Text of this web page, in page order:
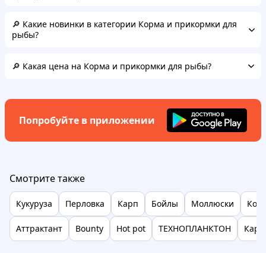
🔎 Какие новинки в категории Корма и прикормки для
рыбы?
🔎 Какая цена на Корма и прикормки для рыбы?
Попробуйте в приложении
Смотрите также
Кукуруза Перловка Карп Бойлы Моллюски
Аттрактант Bounty Hot pot ТЕХНОПЛАНКТОН